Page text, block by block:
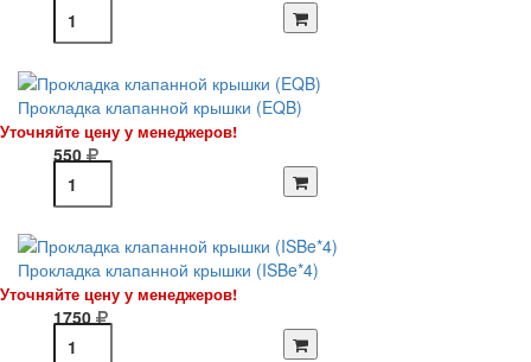
Прокладка клапанной крышки (EQB)
Уточняйте цену у менеджеров!
550
Прокладка клапанной крышки (ISBe*4)
Уточняйте цену у менеджеров!
1750